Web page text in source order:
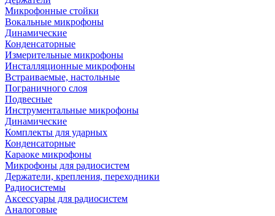
Микрофонные стойки
Вокальные микрофоны
Динамические
Конденсаторные
Измерительные микрофоны
Инсталляционные микрофоны
Встраиваемые, настольные
Пограничного слоя
Подвесные
Инструментальные микрофоны
Динамические
Комплекты для ударных
Конденсаторные
Караоке микрофоны
Микрофоны для радиосистем
Держатели, крепления, переходники
Радиосистемы
Аксессуары для радиосистем
Аналоговые